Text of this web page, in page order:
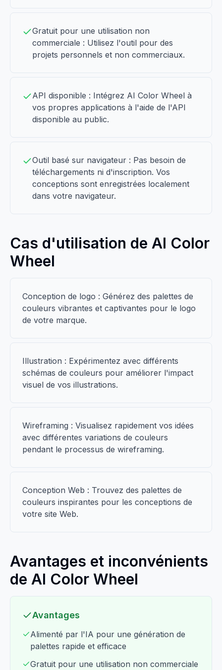
Gratuit pour une utilisation non
commerciale : Utilisez l'outil pour des
projets personnels et non commerciaux.
API disponible : Intégrez AI Color Wheel à
vos propres applications à l'aide de l'API
disponible au public.
Outil basé sur navigateur : Pas besoin de
téléchargements ni d'inscription. Vos
conceptions sont enregistrées localement
dans votre navigateur.
Cas d'utilisation de AI Color
Wheel
Conception de logo : Générez des palettes de
couleurs vibrantes et captivantes pour le logo
de votre marque.
Illustration : Expérimentez avec différents
schémas de couleurs pour améliorer l'impact
visuel de vos illustrations.
Wireframing : Visualisez rapidement vos idées
avec différentes variations de couleurs
pendant le processus de wireframing.
Conception Web : Trouvez des palettes de
couleurs inspirantes pour les conceptions de
votre site Web.
Avantages et inconvénients
de AI Color Wheel
Avantages
Alimenté par l'IA pour une génération de
palettes rapide et efficace
Gratuit pour une utilisation non commerciale